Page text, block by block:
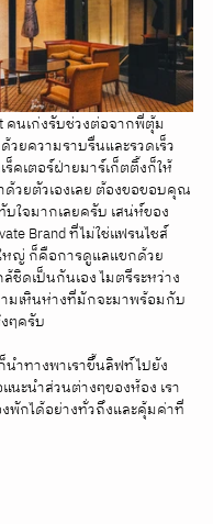
คนเก่งรับช่วงต่อจากพี่ตุ้ม
วยความราบรื่นและรวดเร็ว
คเตอร์ฝ่ายมาร์เก็ตติ้งก็ให้
ด้วยตัวเองเลย ต้องขอขอบคุณ
ใจมากเลยครับ เสน่ห์ของ
Brand ที่ไม่ใช่แฟรนไชส์
หญ่ ก็คือการดูแลแขกด้วย
ล้ชิดเป็นกันเอง ไมตรีระหว่าง
เหินห่างที่มักจะมาพร้อมกับ
ๆครับ
ทางพาเราขึ้นลิฟท์ไปยัง
นะนำส่วนต่างๆของห้อง เรา
พักได้อย่างทั่วถึงและคุ้มค่าที่